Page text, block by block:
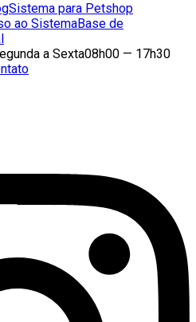
Sistema para Petshop
ao SistemaBase de
a Sexta08h00 — 17h30